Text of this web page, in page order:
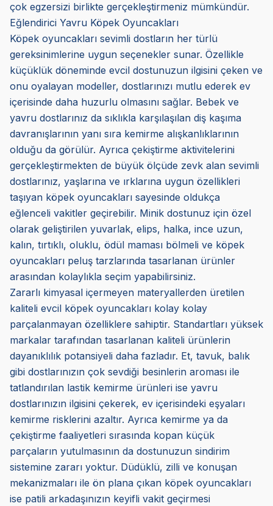
çok egzersizi birlikte gerçekleştirmeniz mümkündür.
Eğlendirici Yavru Köpek Oyuncakları
Köpek oyuncakları sevimli dostların her türlü
gereksinimlerine uygun seçenekler sunar. Özellikle
küçüklük döneminde evcil dostunuzun ilgisini çeken ve
onu oyalayan modeller, dostlarınızı mutlu ederek ev
içerisinde daha huzurlu olmasını sağlar. Bebek ve
yavru dostlarınız da sıklıkla karşılaşılan diş kaşıma
davranışlarının yanı sıra kemirme alışkanlıklarının
olduğu da görülür. Ayrıca çekiştirme aktivitelerini
gerçekleştirmekten de büyük ölçüde zevk alan sevimli
dostlarınız, yaşlarına ve ırklarına uygun özellikleri
taşıyan köpek oyuncakları sayesinde oldukça
eğlenceli vakitler geçirebilir. Minik dostunuz için özel
olarak geliştirilen yuvarlak, elips, halka, ince uzun,
kalın, tırtıklı, oluklu, ödül maması bölmeli ve köpek
oyuncakları peluş tarzlarında tasarlanan ürünler
arasından kolaylıkla seçim yapabilirsiniz.
Zararlı kimyasal içermeyen materyallerden üretilen
kaliteli evcil köpek oyuncakları kolay kolay
parçalanmayan özelliklere sahiptir. Standartları yüksek
markalar tarafından tasarlanan kaliteli ürünlerin
dayanıklılık potansiyeli daha fazladır. Et, tavuk, balık
gibi dostlarınızın çok sevdiği besinlerin aroması ile
tatlandırılan lastik kemirme ürünleri ise yavru
dostlarınızın ilgisini çekerek, ev içerisindeki eşyaları
kemirme risklerini azaltır. Ayrıca kemirme ya da
çekiştirme faaliyetleri sırasında kopan küçük
parçaların yutulmasının da dostunuzun sindirim
sistemine zararı yoktur. Düdüklü, zilli ve konuşan
mekanizmaları ile ön plana çıkan köpek oyuncakları
ise patili arkadaşınızın keyifli vakit geçirmesi